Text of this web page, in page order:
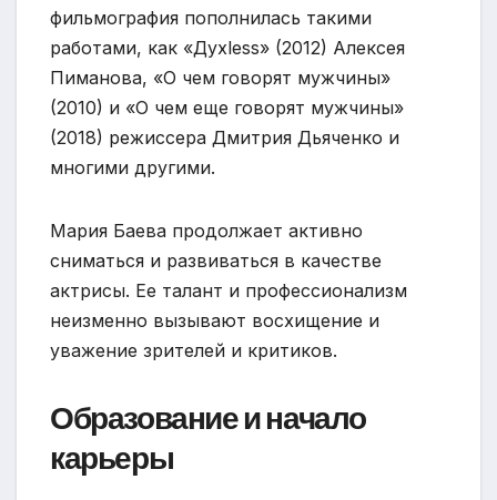
фильмография пополнилась такими
работами, как «Духless» (2012) Алексея
Пиманова, «О чем говорят мужчины»
(2010) и «О чем еще говорят мужчины»
(2018) режиссера Дмитрия Дьяченко и
многими другими.
Мария Баева продолжает активно
сниматься и развиваться в качестве
актрисы. Ее талант и профессионализм
неизменно вызывают восхищение и
уважение зрителей и критиков.
Образование и начало
карьеры